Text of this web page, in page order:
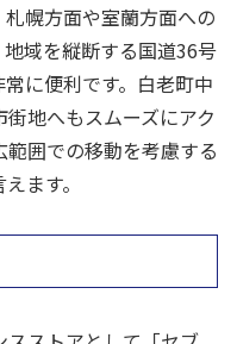
幌方面や室蘭方面への
域を縦断する国道36号
に便利です。白老町中
地へもスムーズにアク
囲での移動を考慮する
ます。